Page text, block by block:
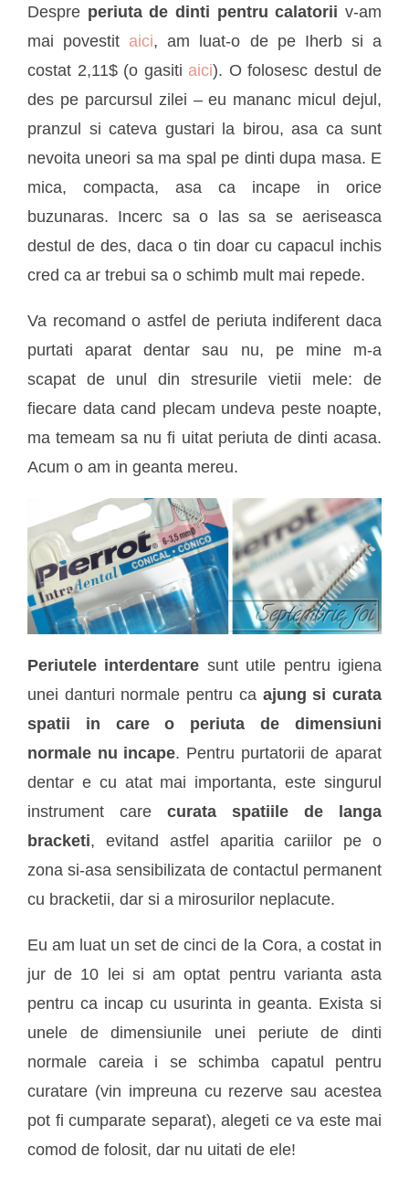
Despre periuta de dinti pentru calatorii v-am
mai povestit aici, am luat-o de pe Iherb si a
costat 2,11$ (o gasiti aici). O folosesc destul de
des pe parcursul zilei – eu mananc micul dejul,
pranzul si cateva gustari la birou, asa ca sunt
nevoita uneori sa ma spal pe dinti dupa masa. E
mica, compacta, asa ca incape in orice
buzunaras. Incerc sa o las sa se aeriseasca
destul de des, daca o tin doar cu capacul inchis
cred ca ar trebui sa o schimb mult mai repede.
Va recomand o astfel de periuta indiferent daca
purtati aparat dentar sau nu, pe mine m-a
scapat de unul din stresurile vietii mele: de
fiecare data cand plecam undeva peste noapte,
ma temeam sa nu fi uitat periuta de dinti acasa.
Acum o am in geanta mereu.
Periutele interdentare sunt utile pentru igiena
unei danturi normale pentru ca ajung si curata
spatii in care o periuta de dimensiuni
normale nu incape. Pentru purtatorii de aparat
dentar e cu atat mai importanta, este singurul
instrument care curata spatiile de langa
bracketi, evitand astfel aparitia cariilor pe o
zona si-asa sensibilizata de contactul permanent
cu bracketii, dar si a mirosurilor neplacute.
Eu am luat un set de cinci de la Cora, a costat in
jur de 10 lei si am optat pentru varianta asta
pentru ca incap cu usurinta in geanta. Exista si
unele de dimensiunile unei periute de dinti
normale careia i se schimba capatul pentru
curatare (vin impreuna cu rezerve sau acestea
pot fi cumparate separat), alegeti ce va este mai
comod de folosit, dar nu uitati de ele!